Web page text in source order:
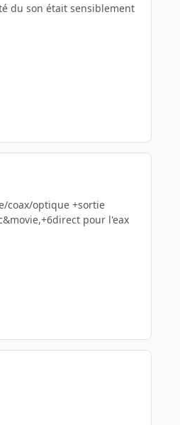
du son était sensiblement
coax/optique +sortie
pour l'eax